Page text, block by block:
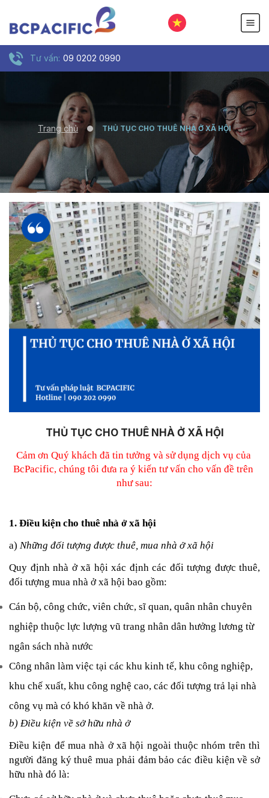
Tư vấn: 09 0202 0990
Trang chủ THỦ TỤC CHO THUÊ NHÀ Ở XÃ HỘI
THỦ TỤC CHO THUÊ NHÀ Ở XÃ HỘI
Cảm ơn Quý khách đã tin tưởng và sử dụng dịch vụ của
BcPacific, chúng tôi đưa ra ý kiến tư vấn cho vấn đề trên
như sau:
1. Điều kiện cho thuê nhà ở xã hội
a) Những đối tượng được thuê, mua nhà ở xã hội
Quy định nhà ở xã hội xác định các đối tượng được thuê,
đối tượng mua nhà ở xã hội bao gồm:
Cán bộ, công chức, viên chức, sĩ quan, quân nhân chuyên
nghiệp thuộc lực lượng vũ trang nhân dân hưởng lương từ
ngân sách nhà nước
Công nhân làm việc tại các khu kinh tế, khu công nghiệp,
khu chế xuất, khu công nghệ cao, các đối tượng trả lại nhà
công vụ mà có khó khăn về nhà ở.
b) Điều kiện về sở hữu nhà ở
Điều kiện để mua nhà ở xã hội ngoài thuộc nhóm trên thì
người đăng ký thuê mua phải đảm bảo các điều kiện về sở
hữu nhà đó là: